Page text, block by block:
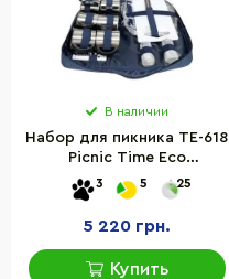
В наличии
Набор для пикника TE-618
Picnic Time Eco
6215028112329_2, синий
3 5 25
5 220 грн.
Купить